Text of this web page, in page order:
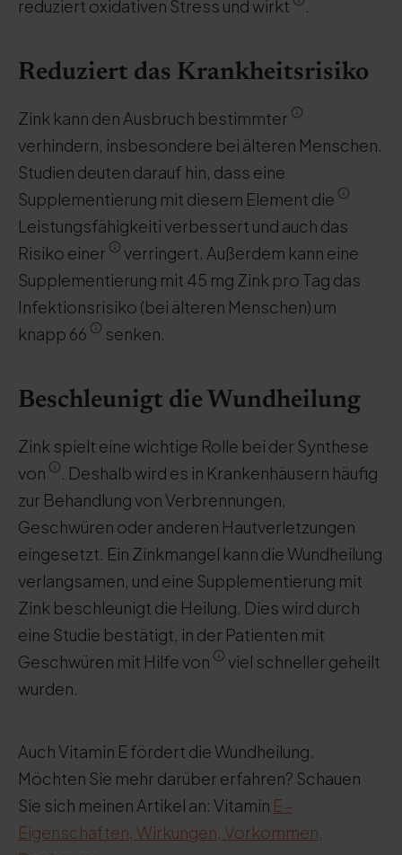
reduziert oxidativen Stress und wirkt
.
Reduziert das Krankheitsrisiko
Zink kann den Ausbruch bestimmter
verhindern, insbesondere bei älteren Menschen.
Studien deuten darauf hin, dass eine
Supplementierung mit diesem Element die
Leistungsfähigkeiti verbessert und auch das
Risiko einer
verringert. Außerdem kann eine
Supplementierung mit 45 mg Zink pro Tag das
Infektionsrisiko (bei älteren Menschen) um
knapp 66
senken.
Beschleunigt die Wundheilung
Zink spielt eine wichtige Rolle bei der Synthese
von
. Deshalb wird es in Krankenhäusern häufig
zur Behandlung von Verbrennungen,
Geschwüren oder anderen Hautverletzungen
eingesetzt. Ein Zinkmangel kann die Wundheilung
verlangsamen, und eine Supplementierung mit
Zink beschleunigt die Heilung. Dies wird durch
eine Studie bestätigt, in der Patienten mit
Geschwüren mit Hilfe von
viel schneller geheilt
wurden.
Auch Vitamin E fördert die Wundheilung.
Möchten Sie mehr darüber erfahren? Schauen
Sie sich meinen Artikel an: Vitamin E -
Eigenschaften, Wirkungen, Vorkommen,